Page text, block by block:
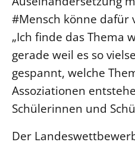
#Mensch könne dafür
„Ich finde das Thema
gerade weil es so
gespannt, welche
Assoziationen
Schülerinnen und
Der